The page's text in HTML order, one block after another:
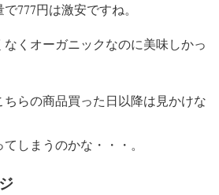
777円は激安ですね。
くオーガニックなのに美味しかっ
らの商品買った日以降は見かけな
しまうのかな・・・。